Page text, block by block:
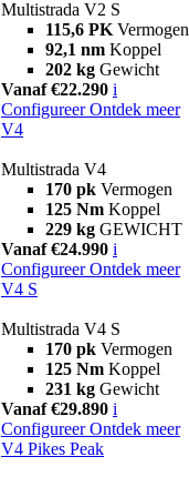
Multistrada V2 S
115,6 PK Vermogen
92,1 nm Koppel
202 kg Gewicht
Vanaf €22.290 i
Configureer Ontdek meer
V4
Multistrada V4
170 pk Vermogen
125 Nm Koppel
229 kg GEWICHT
Vanaf €24.990 i
Configureer Ontdek meer
V4 S
Multistrada V4 S
170 pk Vermogen
125 Nm Koppel
231 kg Gewicht
Vanaf €29.890 i
Configureer Ontdek meer
V4 Pikes Peak